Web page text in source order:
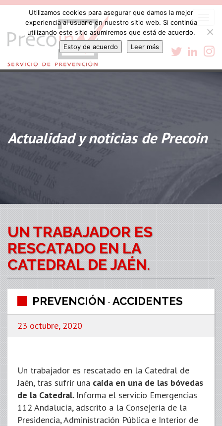
Actualidad y noticias de Precoin
UN TRABAJADOR ES
RESCATADO EN LA
CATEDRAL DE JAÉN.
PREVENCIÓN - ACCIDENTES
23 octubre, 2020
Un trabajador es rescatado en la Catedral de
Jaén, tras sufrir una caída en una de las bóvedas
de la Catedral. Informa el servicio Emergencias
112 Andalucía, adscrito a la Consejería de la
Presidencia, Administración Pública e Interior de
Utilizamos cookies para asegurar que damos la mejor
experiencia al usuario en nuestro sitio web. Si continúa
utilizando este sitio asumiremos que está de acuerdo.
Estoy de acuerdo
Leer más